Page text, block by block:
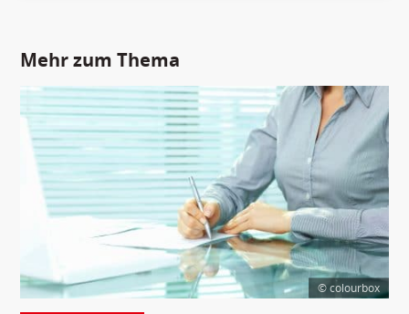
Mehr zum Thema
© colourbox